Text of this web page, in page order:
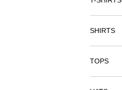
SHIRTS
TOPS